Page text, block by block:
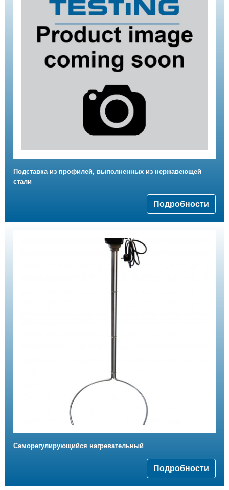
Подставка из профилей, выполненных из нержавеющей
стали
Подробности
Саморегулирующийся нагревательный
Подробности